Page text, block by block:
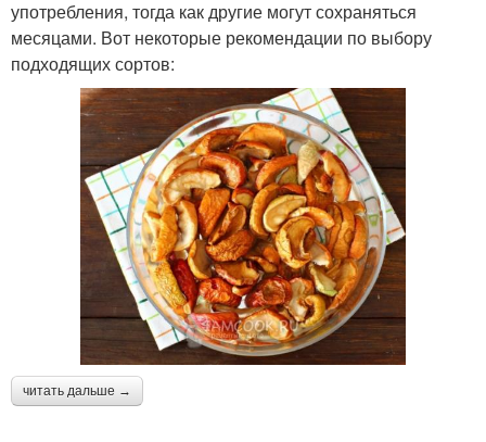
употребления, тогда как другие могут сохраняться
месяцами. Вот некоторые рекомендации по выбору
подходящих сортов:
читать дальше →